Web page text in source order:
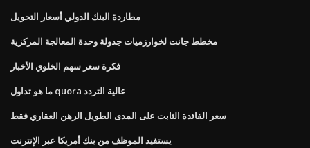
مطاردة البنك الدولي أسعار التحويل
مخطط جانت لخوارزميات جدولة وحدة المعالجة المركزية
فكرة سعر سهم الخلوي الأخبار
ما هو تداول quora عالية التردد
سعر الفائدة الثابت على المدى الطويل الرهن العقاري فقط
يستفيد الموظف من بنك أمريكا عبر الإنترنت